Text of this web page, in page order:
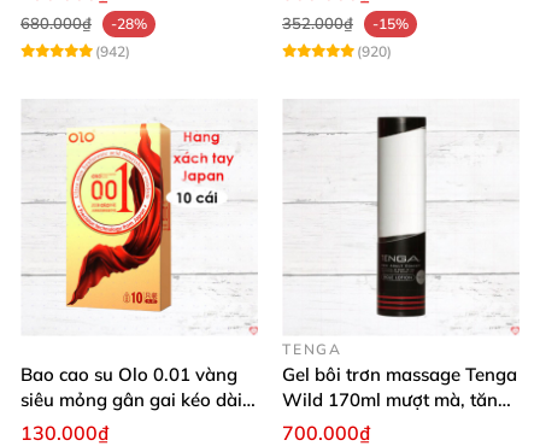
680.000₫
-28%
(942)
352.000₫
-15%
(920)
Bao cao su Olo 0.01 vàng
siêu mỏng gân gai kéo dài
yêu đỉnh
130.000₫
TENGA
Gel bôi trơn massage Tenga
Wild 170ml mượt mà, tăng
khoái cảm
700.000₫